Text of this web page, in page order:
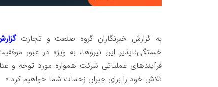
به گزارش خبرنگاران گروه صنعت و تجارت
فرآیندهای عملیاتی شرکت همواره مورد توجه و
تلاش خود را برای جبران زحمات شما خواهیم کرد.»